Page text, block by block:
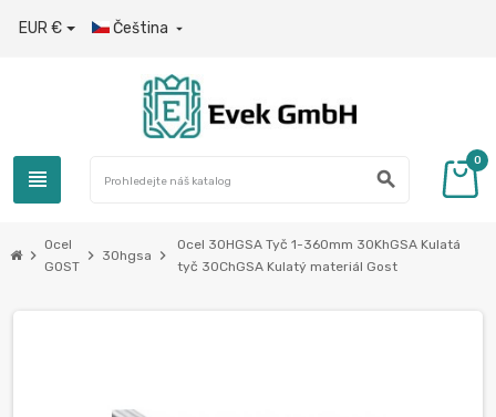
EUR € Čeština 
view_headline search
0
chevron_right
Ocel
GOST
chevron_right 30hgsa chevron_right
Ocel 30HGSA Tyč 1-360mm 30KhGSA Kulatá
tyč 30ChGSA Kulatý materiál Gost